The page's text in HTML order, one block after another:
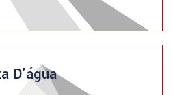
D’água